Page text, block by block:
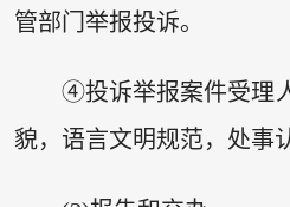
管部门举报投诉。
④投诉举报案件受理
貌，语言文明规范，处事